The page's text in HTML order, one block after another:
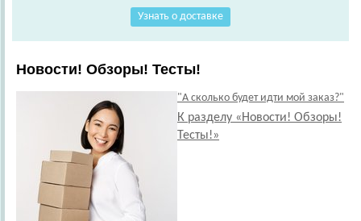
Узнать о доставке
Новости! Обзоры! Тесты!
"А сколько будет идти мой заказ?"
К разделу «Новости! Обзоры!
Тесты!»